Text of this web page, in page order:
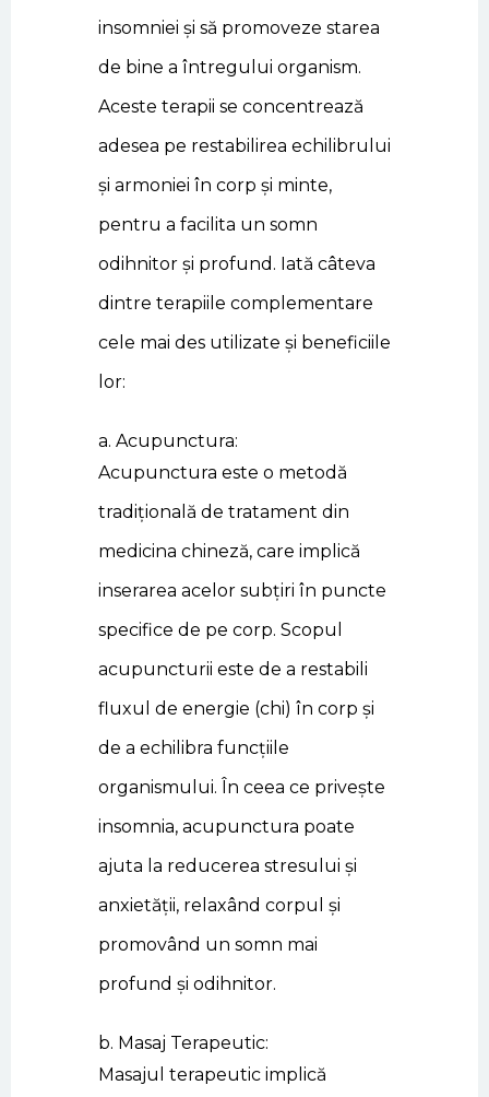
insomniei și să promoveze starea
de bine a întregului organism.
Aceste terapii se concentrează
adesea pe restabilirea echilibrului
și armoniei în corp și minte,
pentru a facilita un somn
odihnitor și profund. Iată câteva
dintre terapiile complementare
cele mai des utilizate și beneficiile
lor:
a. Acupunctura:
Acupunctura este o metodă
tradițională de tratament din
medicina chineză, care implică
inserarea acelor subțiri în puncte
specifice de pe corp. Scopul
acupuncturii este de a restabili
fluxul de energie (chi) în corp și
de a echilibra funcțiile
organismului. În ceea ce privește
insomnia, acupunctura poate
ajuta la reducerea stresului și
anxietății, relaxând corpul și
promovând un somn mai
profund și odihnitor.
b. Masaj Terapeutic:
Masajul terapeutic implică